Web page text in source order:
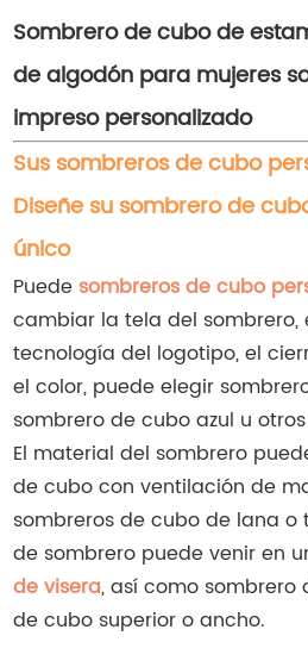
Sombrero de cubo de
de algodón para mujeres
impreso personalizado
Sus sombreros de cubo
Diseñe su sombrero de
único
Puede sombreros de cubo
cambiar la tela del
tecnología del logotipo, el
el color, puede elegir
sombrero de cubo azul u
El material del sombrero
de cubo con ventilación de
sombreros de cubo de lana o
de sombrero puede venir en
de visera, así como sombrero
de cubo superior o ancho.